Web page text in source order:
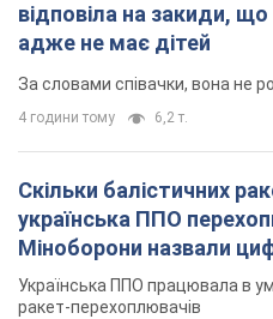
відповіла на закиди,
адже не має дітей
За словами співачки, вона не
4 години тому 6,2 т.
Скільки балістичних
українська ППО
Міноборони назвали
Українська ППО працювала в
ракет-перехоплювачів